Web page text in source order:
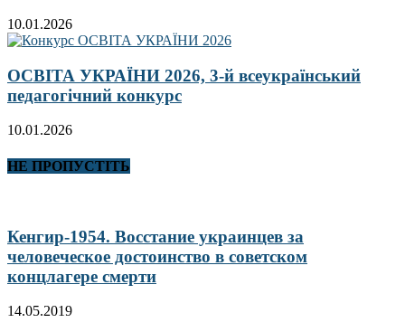
10.01.2026
ОСВІТА УКРАЇНИ 2026, 3-й всеукраїнський
педагогічний конкурс
10.01.2026
НЕ ПРОПУСТІТЬ
Кенгир-1954. Восстание украинцев за
человеческое достоинство в советском
концлагере смерти
14.05.2019